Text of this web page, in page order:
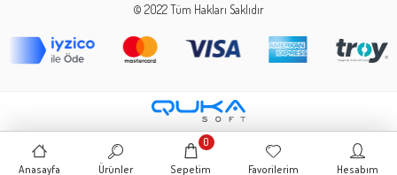
© 2022Tüm Hakları Saklıdır
Anasayfa Ürünler Sepetim
0
Favorilerim Hesabım